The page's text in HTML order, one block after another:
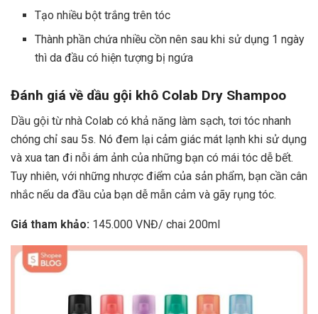
Tạo nhiều bột trắng trên tóc
Thành phần chứa nhiều cồn nên sau khi sử dụng 1 ngày
thì da đầu có hiện tượng bị ngứa
Đánh giá về dầu gội khô Colab Dry Shampoo
Dầu gội từ nhà Colab có khả năng làm sạch, tơi tóc nhanh
chóng chỉ sau 5s. Nó đem lại cảm giác mát lạnh khi sử dụng
và xua tan đi nỗi ám ảnh của những bạn có mái tóc dễ bết.
Tuy nhiên, với những nhược điểm của sản phẩm, bạn cần cân
nhắc nếu da đầu của bạn dễ mẫn cảm và gãy rụng tóc.
Giá tham khảo: 145.000 VNĐ/ chai 200ml